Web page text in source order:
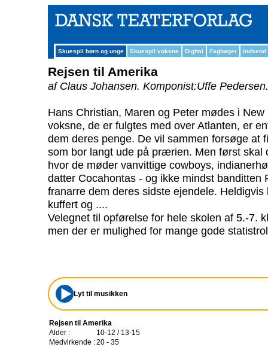
Skuespil børn og unge Skuespil voksne Digital Fagbøger Indsend
Rejsen til Amerika
af Claus Johansen. Komponist:Uffe Pedersen.
Hans Christian, Maren og Peter mødes i
voksne, de er fulgtes med over Atlanten, er
dem deres penge. De vil sammen forsøge at
som bor langt ude på prærien. Men først
hvor de møder vanvittige cowboys,
datter Cocahontas - og ikke mindst
franarre dem deres sidste ejendele.
kuffert og ....
Velegnet til opførelse for hele skolen af 5.-7.
men der er mulighed for mange gode
Lyt til musikken
Rejsen til Amerika
Alder :
10-12 / 13-15
Medvirkende :20 - 35